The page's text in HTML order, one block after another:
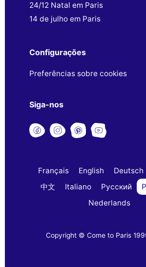
24/12 Natal em Paris
14 de julho em Paris
Configurações
Preferências sobre cookies
Siga-nos
Français English Deutsch
中文
Italiano Русский
Nederlands
Copyright © Come to Paris